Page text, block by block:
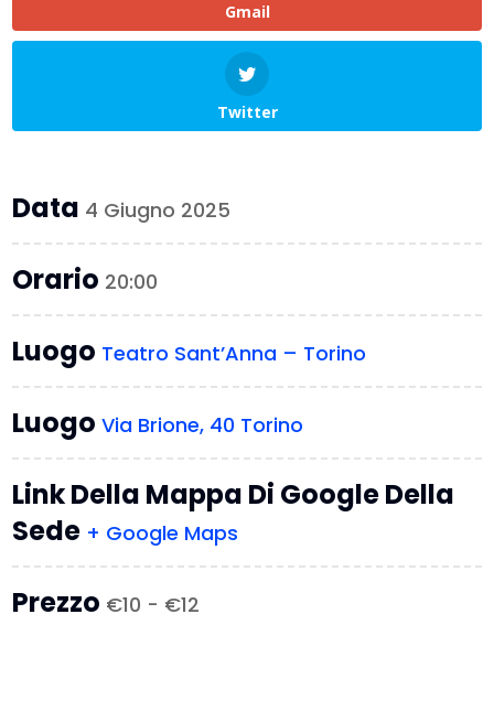
Gmail
Twitter
Data 4 Giugno 2025
Orario 20:00
Luogo Teatro Sant’Anna – Torino
LuogoVia Brione, 40 Torino
Link Della Mappa Di Google Della
Sede + Google Maps
Prezzo €10 - €12